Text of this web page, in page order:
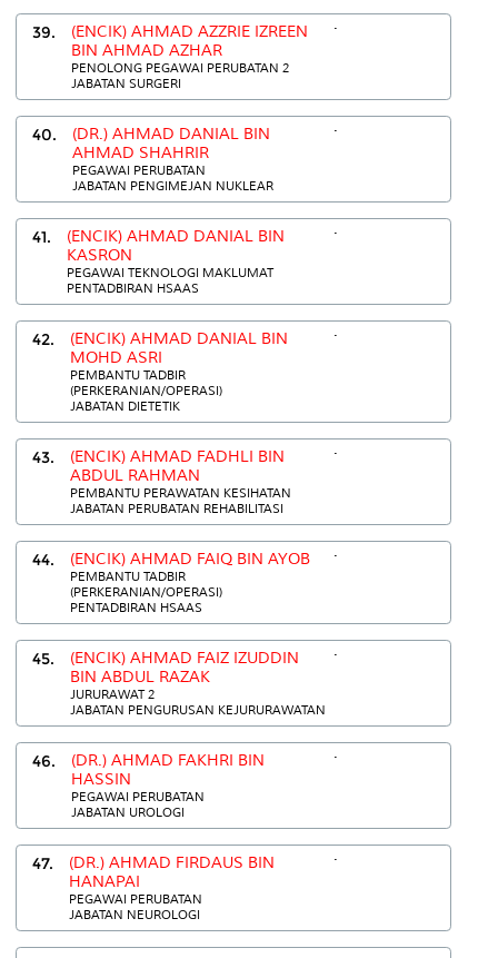
39.
(ENCIK) AHMAD AZZRIE IZREEN
BIN AHMAD AZHAR
PENOLONG PEGAWAI PERUBATAN 2
JABATAN SURGERI
.
40.
(DR.) AHMAD DANIAL BIN
AHMAD SHAHRIR
PEGAWAI PERUBATAN
JABATAN PENGIMEJAN NUKLEAR
.
41.
(ENCIK) AHMAD DANIAL BIN
KASRON
PEGAWAI TEKNOLOGI MAKLUMAT
PENTADBIRAN HSAAS
.
42.
(ENCIK) AHMAD DANIAL BIN
MOHD ASRI
PEMBANTU TADBIR
(PERKERANIAN/OPERASI)
JABATAN DIETETIK
.
43.
(ENCIK) AHMAD FADHLI BIN
ABDUL RAHMAN
PEMBANTU PERAWATAN KESIHATAN
JABATAN PERUBATAN REHABILITASI
.
44. (ENCIK) AHMAD FAIQ BIN AYOB
PEMBANTU TADBIR
(PERKERANIAN/OPERASI)
PENTADBIRAN HSAAS
.
45.
(ENCIK) AHMAD FAIZ IZUDDIN
BIN ABDUL RAZAK
JURURAWAT 2
JABATAN PENGURUSAN KEJURURAWATAN
.
46.
(DR.) AHMAD FAKHRI BIN
HASSIN
PEGAWAI PERUBATAN
JABATAN UROLOGI
.
47.
(DR.) AHMAD FIRDAUS BIN
HANAPAI
PEGAWAI PERUBATAN
JABATAN NEUROLOGI
.